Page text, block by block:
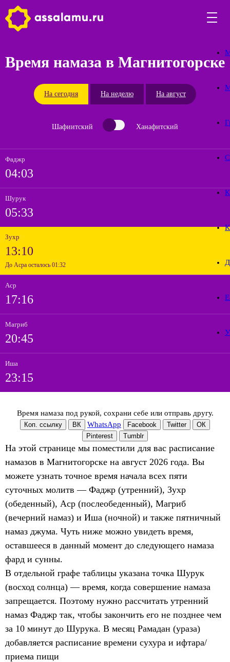
Время намаза в Магнитогорске
На сегодня На неделю На август
Шафиитский Ханафитский
Фаджр
04:03
Шурук
05:33
Зухр
13:10
До Асра осталось 01:32
Аср
17:16
Магриб
20:45
Иша
23:15
Время намаза под рукой, сохрани себе или отправь другу.
Коп. ссылку ВК WhatsApp Facebook Twitter
ОК
Pinterest
Tumblr
На этой странице мы поместили для вас расписание
намазов в Магнитогорске на август 2026 года. Вы
можете узнать точное время начала всех пяти
суточных молитв — Фаджр (утренний), Зухр
(обеденный), Аср (послеобеденный), Магриб
(вечерний намаз) и Иша (ночной) и также пятничный
намаз джума. Чуть ниже можно увидеть время,
оставшееся в данный момент до следующего намаза
фард и сунны.
В отдельной графе таблицы указана точка Шурук
(восход солнца) — время, когда совершение намаза
запрещается. Поэтому нужно рассчитать утренний
намаз Фаджр так, чтобы закончить его не позднее чем
за 10 минут до Шурука. В месяц Рамадан (ураза)
добавляется расписание времени сухура и ифтара/
приема пищи